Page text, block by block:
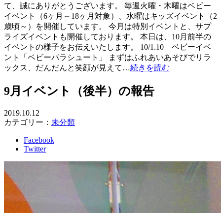
て、誠にありがとうございます。 毎週火曜・木曜はベビー
イベント（6ヶ月～18ヶ月対象）、水曜はキッズイベント（2
歳頃～）を開催しています。 今月は特別イベントと、サプ
ライズイベントも開催しております。 本日は、10月前半の
イベントの様子をお伝えいたします。 10/1.10 ベビーイベ
ント「ベビーパラシュート」 まずはふれあいあそびでリラ
ックス、だんだんと笑顔が見えて…続きを読む
9月イベント（後半）の報告
2019.10.12
カテゴリー： 未分類
Facebook
Twitter